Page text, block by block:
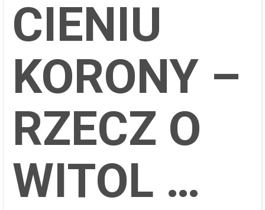
CIENIU
KORONY –
RZECZ O
WITOL …